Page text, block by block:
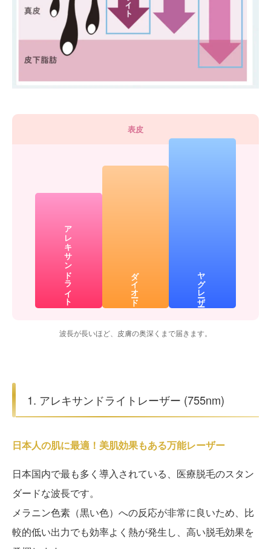
表皮
アレキサンドライト ダイオード ヤグレーザー
波長が長いほど、皮膚の奥深くまで届きます。
1. アレキサンドライトレーザー (755nm)
日本人の肌に最適！美肌効果もある万能レーザー
日本国内で最も多く導入されている、医療脱毛のスタン
ダードな波長です。
メラニン色素（黒い色）への反応が非常に良いため、比
較的低い出力でも効率よく熱が発生し、高い脱毛効果を